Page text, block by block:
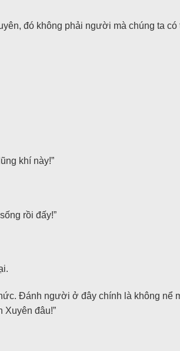
đó không phải người mà chúng ta có
khí này!”
rồi đấy!”
Đánh người ở đây chính là không nể
Xuyên đâu!”